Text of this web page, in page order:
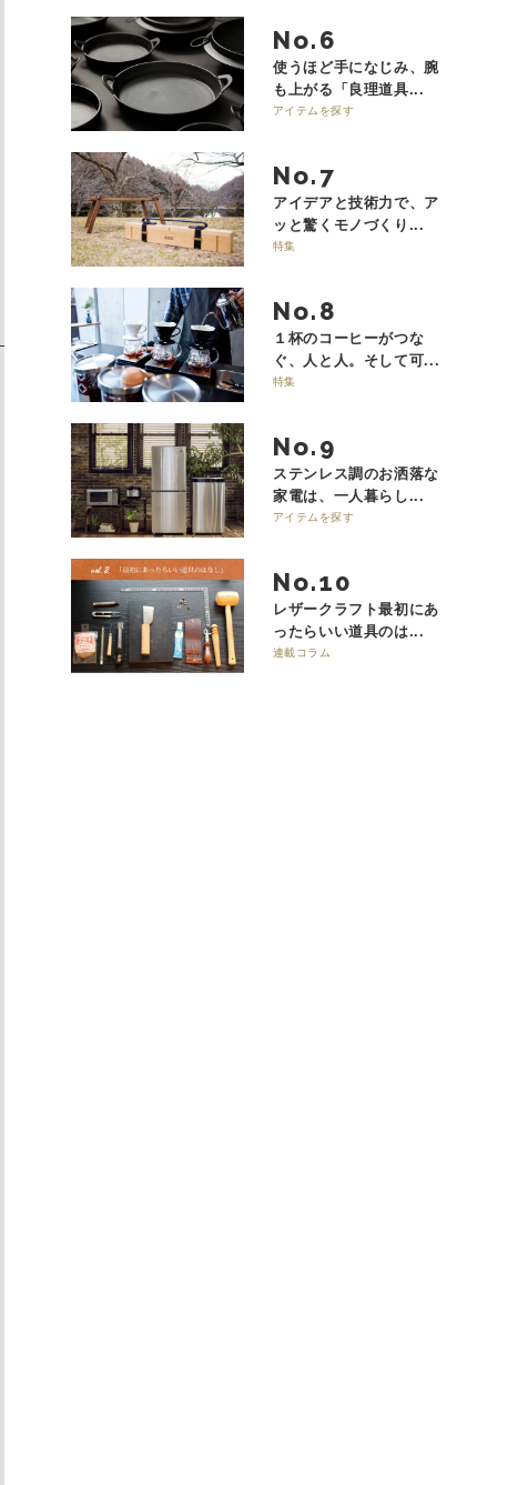
No.
使うほど手になじみ、腕
も上がる「良理道具...
アイテムを探す
No.
アイデアと技術力で、ア
ッと驚くモノづくり...
特集
No.
１杯のコーヒーがつな
ぐ、人と人。そして可...
特集
No.
ステンレス調のお洒落な
家電は、一人暮らし...
アイテムを探す
No.
レザークラフト最初にあ
ったらいい道具のは...
連載コラム